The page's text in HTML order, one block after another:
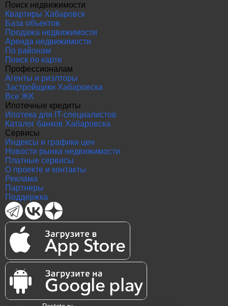
Поиск недвижимости
Квартиры Хабаровск
База объектов
Продажа недвижимости
Аренда недвижимости
По районам
Поиск по карте
Профессионалам
Агенты и риэлторы
Застройщики Хабаровска
Все ЖК
Ипотечные кредиты
Ипотека для IT-специалистов
Каталог банков Хабаровска
Сервисы
Индексы и графики цен
Новости рынка недвижимости
Платные сервисы
О проекте и контакты
Реклама
Партнеры
Поддержка